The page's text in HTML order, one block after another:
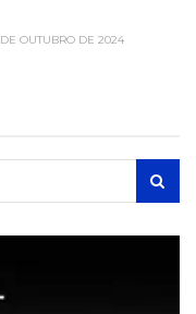
DE OUTUBRO DE 2024